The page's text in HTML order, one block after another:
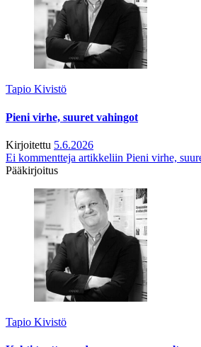
Tapio Kivistö
Pieni virhe, suuret vahingot
Kirjoitettu 5.6.2026
Ei kommentteja artikkeliin Pieni virhe,
Pääkirjoitus
Tapio Kivistö